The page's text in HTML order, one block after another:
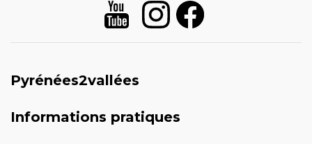
Pyrénées2vallées
Informations pratiques